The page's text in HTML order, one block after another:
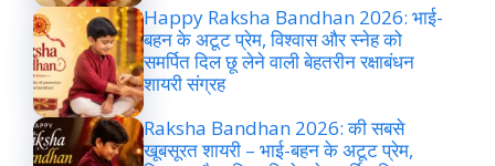
Happy Raksha Bandhan 2026: भाई-
बहन के अटूट प्रेम, विश्वास और स्नेह को
समर्पित दिल छू लेने वाली बेहतरीन रक्षाबंधन
शायरी संग्रह
Raksha Bandhan 2026: की सबसे
खूबसूरत शायरी – भाई-बहन के अटूट प्रेम,